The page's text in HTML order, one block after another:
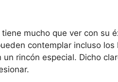
mucho que ver con su
contemplar incluso
rincón especial. Dicho